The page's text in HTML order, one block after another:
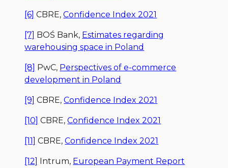
[6] CBRE,Confidence Index 2021
[7] BOŚ Bank, Estimates regarding
warehousing space in Poland
[8] PwC, Perspectives of e-commerce
development in Poland
[9] CBRE,Confidence Index 2021
[10] CBRE,Confidence Index 2021
[11] CBRE,Confidence Index 2021
[12] Intrum, European Payment Report